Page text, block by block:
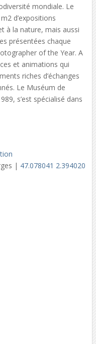
mondiale. Le
d’expositions
à la nature, mais aussi
présentées chaque
of the Year. A
et animations qui
riches d’échanges
Le Muséum de
s’est spécialisé dans
| 47.078041 2.394020